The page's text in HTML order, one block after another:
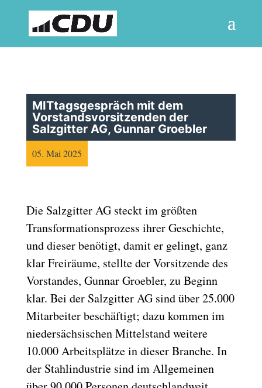
MITtagsgespräch mit dem
Vorstandsvorsitzenden der
Salzgitter AG, Gunnar Groebler
05. Mai 2025
Die Salzgitter AG steckt im größten
Transformationsprozess ihrer Geschichte,
und dieser benötigt, damit er gelingt, ganz
klar Freiräume, stellte der Vorsitzende des
Vorstandes, Gunnar Groebler, zu Beginn
klar. Bei der Salzgitter AG sind über 25.000
Mitarbeiter beschäftigt; dazu kommen im
niedersächsischen Mittelstand weitere
10.000 Arbeitsplätze in dieser Branche. In
der Stahlindustrie sind im Allgemeinen